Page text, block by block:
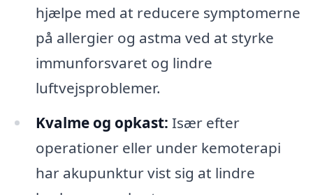
hjælpe med at reducere symptomerne
på allergier og astma ved at styrke
immunforsvaret og lindre
luftvejsproblemer.
Kvalme og opkast: Især efter
operationer eller under kemoterapi
har akupunktur vist sig at lindre